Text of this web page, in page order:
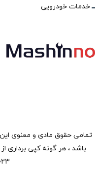
خدمات خودرویی
تمامی حقوق مادی و معنوی